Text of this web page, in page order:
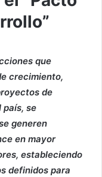
que
crecimiento,
de
país, se
generen
en mayor
estableciendo
definidos para